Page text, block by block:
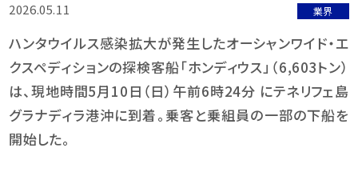
2026.05.11 業界
ハンタウイルス感染拡大が発生したオーシャンワイド・エ
クスペディションの探検客船「ホンディウス」（6,603トン）
は、現地時間5月10日（日）午前6時24分 にテネリフェ島
グラナディラ港沖に到着。乗客と乗組員の一部の下船を
開始した。